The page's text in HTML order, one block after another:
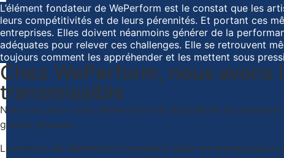
L’élément fondateur de WePerform est le constat que les
leurs compétitivités et de leurs pérennités. Et portant ces
entreprises. Elles doivent néanmoins générer de la
adéquates pour relever ces challenges. Elle se retrouvent
toujours comment les appréhender et les mettent sous
Chez WePerform, nous
transmissible
Notre vocation chez WePerform est d’équilibrer les
grands groupes.
La mission de WePerform consiste à aider les entreprises